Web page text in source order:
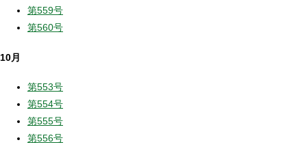
第559号
第560号
10月
第553号
第554号
第555号
第556号